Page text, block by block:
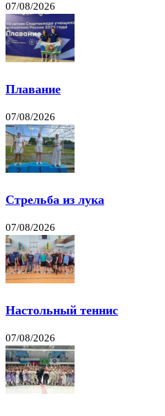
07/08/2026
Плавание
07/08/2026
Стрельба из лука
07/08/2026
Настольный теннис
07/08/2026